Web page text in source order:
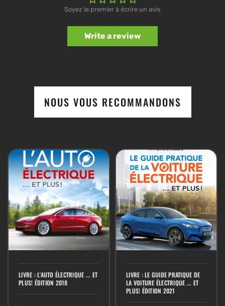
Soyez le premier à écrire un avis
Write a review
NOUS VOUS RECOMMANDONS
LIVRE : L'AUTO ÉLECTRIQUE ... ET
PLUS! ÉDITION 2018
LIVRE : LE GUIDE PRATIQUE DE
LA VOITURE ÉLECTRIQUE ... ET
PLUS! ÉDITION 2021